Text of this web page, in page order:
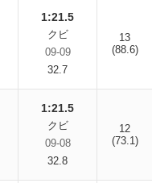
1:21.5
クビ
09-09
32.7
13
(88.6)
1:21.5
クビ
09-08
32.8
12
(73.1)